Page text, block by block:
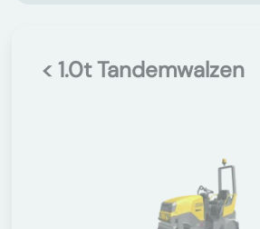
< 1.0t Tandemwalzen